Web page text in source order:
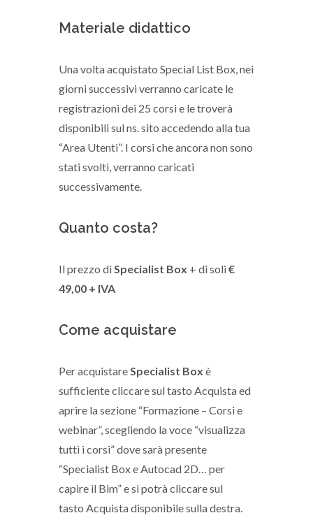
Materiale didattico
Una volta acquistato Special List Box, nei
giorni successivi verranno caricate le
registrazioni dei 25 corsi e le troverà
disponibili sul ns. sito accedendo alla tua
“Area Utenti”. I corsi che ancora non sono
stati svolti, verranno caricati
successivamente.
Quanto costa?
Il prezzo diSpecialist Box + di soli€
49,00 + IVA
Come acquistare
Per acquistareSpecialist Box è
sufficiente cliccare sul tasto Acquista ed
aprire la sezione “Formazione – Corsi e
webinar”, scegliendo la voce “visualizza
tutti i corsi” dove sarà presente
“Specialist Box e Autocad 2D… per
capire il Bim” e si potrà cliccare sul
tasto Acquista disponibile sulla destra.